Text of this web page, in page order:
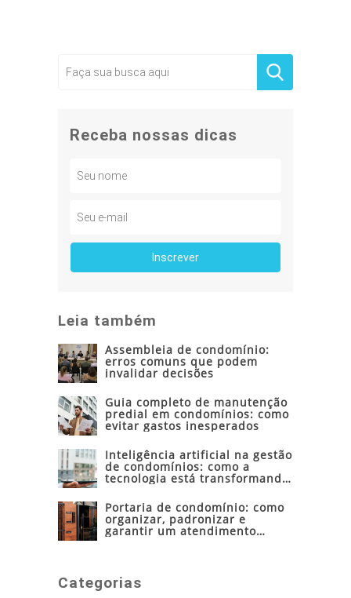
Receba nossas dicas
Leia também
Assembleia de condomínio:
erros comuns que podem
invalidar decisões
Guia completo de manutenção
predial em condomínios: como
evitar gastos inesperados
Inteligência artificial na gestão
de condomínios: como a
tecnologia está transformando
Portaria de condomínio: como
organizar, padronizar e
garantir um atendimento
Categorias